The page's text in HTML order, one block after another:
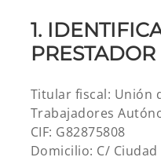
1.
PRESTADOR
Titular fiscal: Unión
Trabajadores
CIF: G82875808
Domicilio: C/ Ciudad